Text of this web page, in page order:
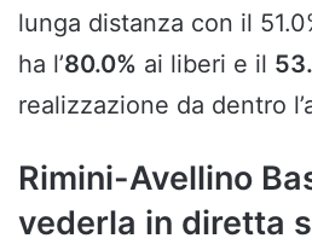
lunga distanza con il
ha l’80.0% ai liberi e il
realizzazione da dentro
Rimini-Avellino
vederla in diretta